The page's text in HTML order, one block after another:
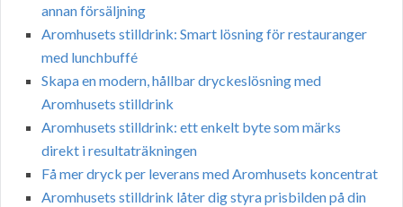
annan försäljning
Aromhusets stilldrink: Smart lösning för restauranger
med lunchbuffé
Skapa en modern, hållbar dryckeslösning med
Aromhusets stilldrink
Aromhusets stilldrink: ett enkelt byte som märks
direkt i resultaträkningen
Få mer dryck per leverans med Aromhusets koncentrat
Aromhusets stilldrink låter dig styra prisbilden på din